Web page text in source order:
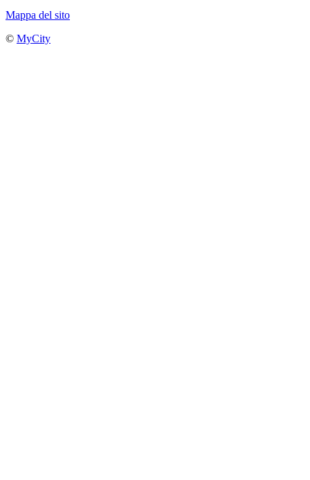
Mappa del sito
© MyCity